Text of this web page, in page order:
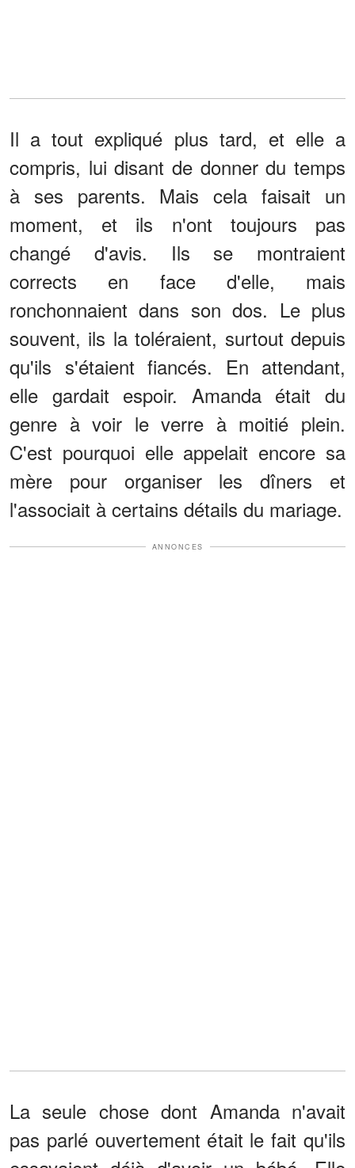
Il a tout expliqué plus tard, et elle a
compris, lui disant de donner du temps
à ses parents. Mais cela faisait un
moment, et ils n'ont toujours pas
changé d'avis. Ils se montraient
corrects en face d'elle, mais
ronchonnaient dans son dos. Le plus
souvent, ils la toléraient, surtout depuis
qu'ils s'étaient fiancés. En attendant,
elle gardait espoir. Amanda était du
genre à voir le verre à moitié plein.
C'est pourquoi elle appelait encore sa
mère pour organiser les dîners et
l'associait à certains détails du mariage.
ANNONCES
La seule chose dont Amanda n'avait
pas parlé ouvertement était le fait qu'ils